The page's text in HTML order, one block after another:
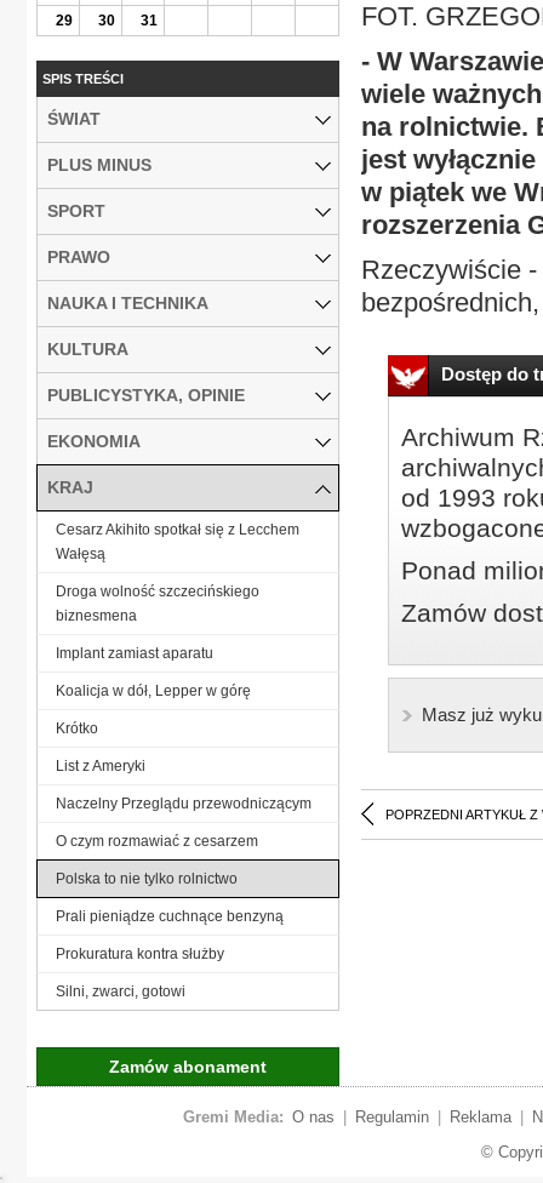
FOT.
- W
wiele
na rolnictwie.
jest
w piątek we
rozszerzenia
Rzeczywiście -
Dostęp do
Archiwum
od 1993
Ponad
Zamów
Masz już
POPRZEDNI ARTYKUŁ Z
29
30 31
SPIS TREŚCI
ŚWIAT
PLUS MINUS
SPORT
PRAWO
NAUKA I TECHNIKA
KULTURA
PUBLICYSTYKA, OPINIE
EKONOMIA
KRAJ
Cesarz Akihito spotkał się z Lecchem
Wałęsą
Droga wolność szczecińskiego
biznesmena
Implant zamiast aparatu
Koalicja w dół, Lepper w górę
Krótko
List z Ameryki
Naczelny Przeglądu przewodniczącym
O czym rozmawiać z cesarzem
Polska to nie tylko rolnictwo
Prali pieniądze cuchnące benzyną
Prokuratura kontra służby
Silni, zwarci, gotowi
Zamów abonament
Gremi Media: O nas Regulamin Reklama
©